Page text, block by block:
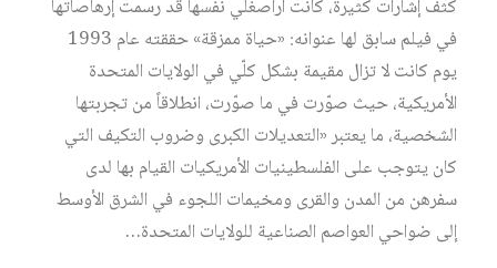
كثف إشارات كثيرة، كانت آراصغلي نفسها قد رسمت إرهاصاتها
في فيلم سابق لها عنوانه: «حياة ممزقة» حققته عام 1993
يوم كانت لا تزال مقيمة بشكل كلّي في الولايات المتحدة
الأمريكية، حيث صوّرت في ما صوّرت، انطلاقاً من تجربتها
الشخصية، ما يعتبر «التعديلات الكبرى وضروب التكيف التي
كان يتوجب على الفلسطينيات الأمريكيات القيام بها لدى
سفرهن من المدن والقرى ومخيمات اللجوء في الشرق الأوسط
إلى ضواحي العواصم الصناعية للولايات المتحدة…